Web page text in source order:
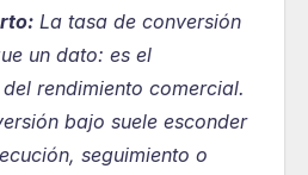
La tasa de conversión
un dato: es el
rendimiento comercial.
bajo suele esconder
seguimiento o